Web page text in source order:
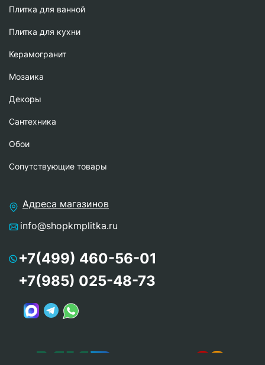
Плитка для ванной
Плитка для кухни
Керамогранит
Мозаика
Декоры
Сантехника
Обои
Сопутствующие товары
Адреса магазинов
info@shopkmplitka.ru
+7(499) 460-56-01
+7(985) 025-48-73